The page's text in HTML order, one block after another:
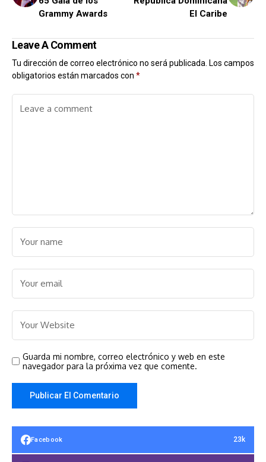
Grammy Awards
El Caribe
Leave A Comment
Tu dirección de correo electrónico no será publicada. Los campos
obligatorios están marcados con *
Guarda mi nombre, correo electrónico y web en este
navegador para la próxima vez que comente.
Facebook 23k